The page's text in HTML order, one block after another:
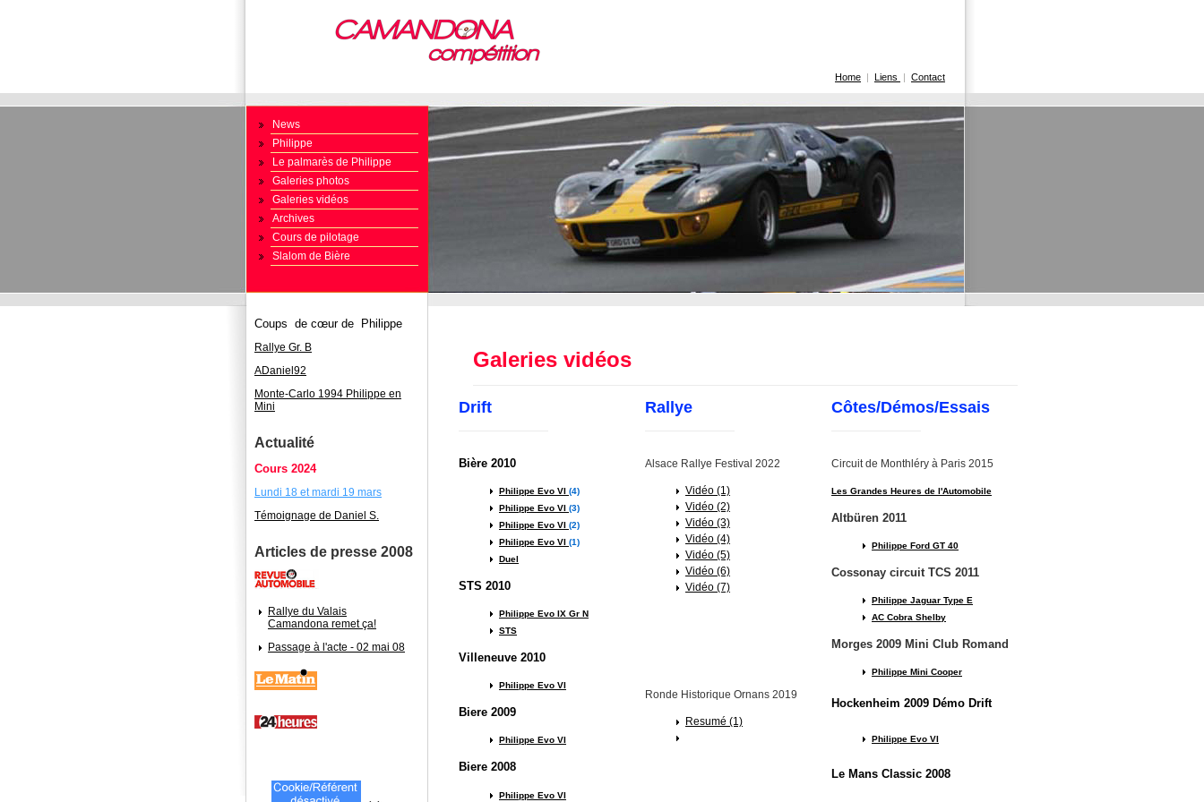
Home | Liens | Contact
News
Philippe
Le palmarès de Philippe
Galeries photos
Galeries vidéos
Archives
Cours de pilotage
Slalom de Bière
Coups de cœur de Philippe
Rallye Gr. B
ADaniel92
Monte-Carlo 1994 Philippe en
Mini
Actualité
Cours 2024
Lundi 18 et mardi 19 mars
Témoignage de Daniel S.
Articles de presse 2008
Rallye du Valais
Camandona remet ça!
Passage à l'acte - 02 mai 08
Galeries vidéos
Drift Rallye Côtes/Démos/Essais
Bière 2010
Philippe Evo VI (4)
Philippe Evo VI (3)
Philippe Evo VI (2)
Philippe Evo VI (1)
Duel
STS 2010
Philippe Evo IX Gr N
STS
Villeneuve 2010
Philippe Evo VI
Biere 2009
Philippe Evo VI
Biere 2008
Philippe Evo VI
Alsace Rallye Festival 2022
Vidéo (1)
Vidéo (2)
Vidéo (3)
Vidéo (4)
Vidéo (5)
Vidéo (6)
Vidéo (7)
Ronde Historique Ornans 2019
Resumé (1)
Circuit de Monthléry à Paris 2015
Les Grandes Heures de l'Automobile
Altbüren 2011
Philippe Ford GT 40
Cossonay circuit TCS 2011
Philippe Jaguar Type E
AC Cobra Shelby
Morges 2009 Mini Club Romand
Philippe Mini Cooper
Hockenheim 2009 Démo Drift
Philippe Evo VI
Le Mans Classic 2008